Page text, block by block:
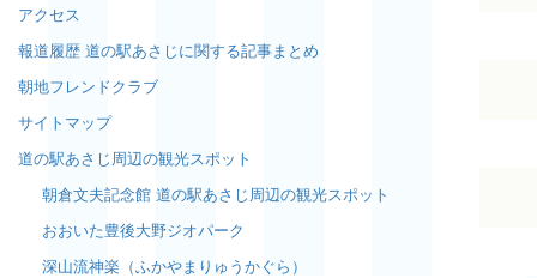
アクセス
報道履歴 道の駅あさじに関する記事まとめ
朝地フレンドクラブ
サイトマップ
道の駅あさじ周辺の観光スポット
朝倉文夫記念館 道の駅あさじ周辺の観光スポット
おおいた豊後大野ジオパーク
深山流神楽（ふかやまりゅうかぐら）